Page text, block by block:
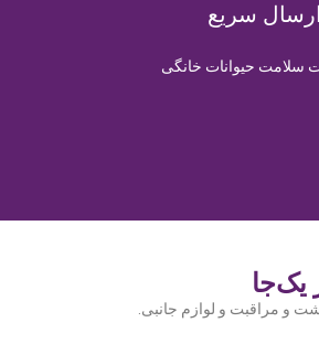
ارسال سریع
سلامت حیوانات خانگی
یک‌جا
و مراقبت و لوازم جانبی.